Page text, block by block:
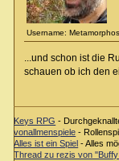
Username:
...und schon ist die
schauen ob ich den
Keys RPG -
vonallmenspiele -
Alles ist ein Spiel - Alles
Thread zu rezis von